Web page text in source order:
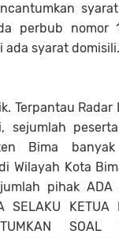
perbub nomor
syarat
Terpantau Radar
Bima
Wilayah Kota
pihak ADA
SELAKU KETUA
SOAL